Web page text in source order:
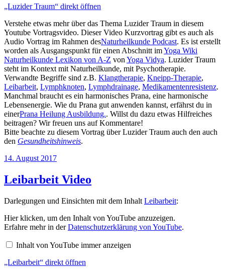
„Luzider Traum“ direkt öffnen
Verstehe etwas mehr über das Thema Luzider Traum in diesem
Youtube Vortragsvideo. Dieser Video Kurzvortrag gibt es auch als
Audio Vortrag im Rahmen desNaturheilkunde Podcast. Es ist erstellt
worden als Ausgangspunkt für einen Abschnitt imYoga Wiki
Naturheilkunde Lexikon von A-Z von Yoga Vidya. Luzider Traum
steht im Kontext mit Naturheilkunde, mit Psychotherapie.
Verwandte Begriffe sind z.B. Klangtherapie, Kneipp-Therapie,
Leibarbeit, Lymphknoten, Lymphdrainage, Medikamentenresistenz.
Manchmal braucht es ein harmonisches Prana, eine harmonische
Lebensenergie. Wie du Prana gut anwenden kannst, erfährst du in
einerPrana Heilung Ausbildung.. Willst du dazu etwas Hilfreiches
beitragen? Wir freuen uns auf Kommentare!
Bitte beachte zu diesem Vortrag über Luzider Traum auch den auch
den Gesundheitshinweis.
Veröffentlicht
14. August 2017
Leibarbeit Video
Darlegungen und Einsichten mit dem Inhalt Leibarbeit:
„Leibarbeit“
von
YouTube
Hier klicken, um den Inhalt von YouTube anzuzeigen.
Erfahre mehr in derDatenschutzerklärung von YouTube.
Inhalt von YouTube immer anzeigen
„Leibarbeit“ direkt öffnen